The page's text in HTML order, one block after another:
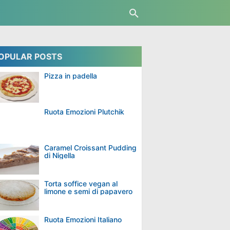
POSTS
Pizza in padella
Ruota Emozioni Plutchik
Caramel Croissant Pudding
di Nigella
Torta soffice vegan al
limone e semi di papavero
Ruota Emozioni Italiano